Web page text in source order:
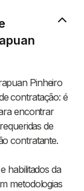
Pinheiro
contratação: é
encontrar
de
contratante.
habilitados da
metodologias